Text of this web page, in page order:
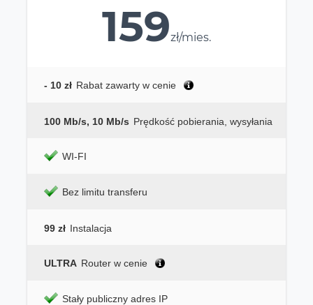
159zł/mies.
- 10 zł Rabat zawarty w cenie
100 Mb/s, 10 Mb/s Prędkość pobierania, wysyłania
WI-FI
Bez limitu transferu
99 zł Instalacja
ULTRA Router w cenie
Stały publiczny adres IP